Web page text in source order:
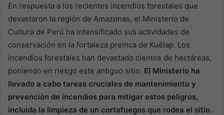
En respuesta a los recientes incendios forestales que
devastaron la región de Amazonas, el Ministerio de
Cultura de Perú ha intensificado sus actividades de
conservación en la fortaleza preinca de Kuélap. Los
incendios forestales han devastado cientos de hectáreas,
poniendo en riesgo este antiguo sitio. El Ministerio ha
llevado a cabo tareas cruciales de mantenimiento y
prevención de incendios para mitigar estos peligros,
incluida la limpieza de un cortafuegos que rodea el sitio.